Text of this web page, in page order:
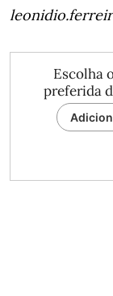
Escolha
preferida